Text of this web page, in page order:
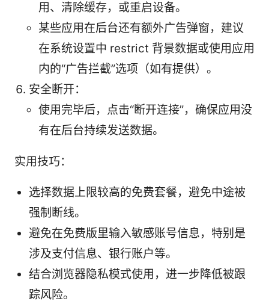
用、清除缓存，或重启设备。
某些应用在后台还有额外广告弹窗，建议
在系统设置中 restrict 背景数据或使用应用
内的“广告拦截”选项（如有提供）。
安全断开：
使用完毕后，点击“断开连接”，确保应用没
有在后台持续发送数据。
实用技巧：
选择数据上限较高的免费套餐，避免中途被
强制断线。
避免在免费版里输入敏感账号信息，特别是
涉及支付信息、银行账户等。
结合浏览器隐私模式使用，进一步降低被跟
踪风险。